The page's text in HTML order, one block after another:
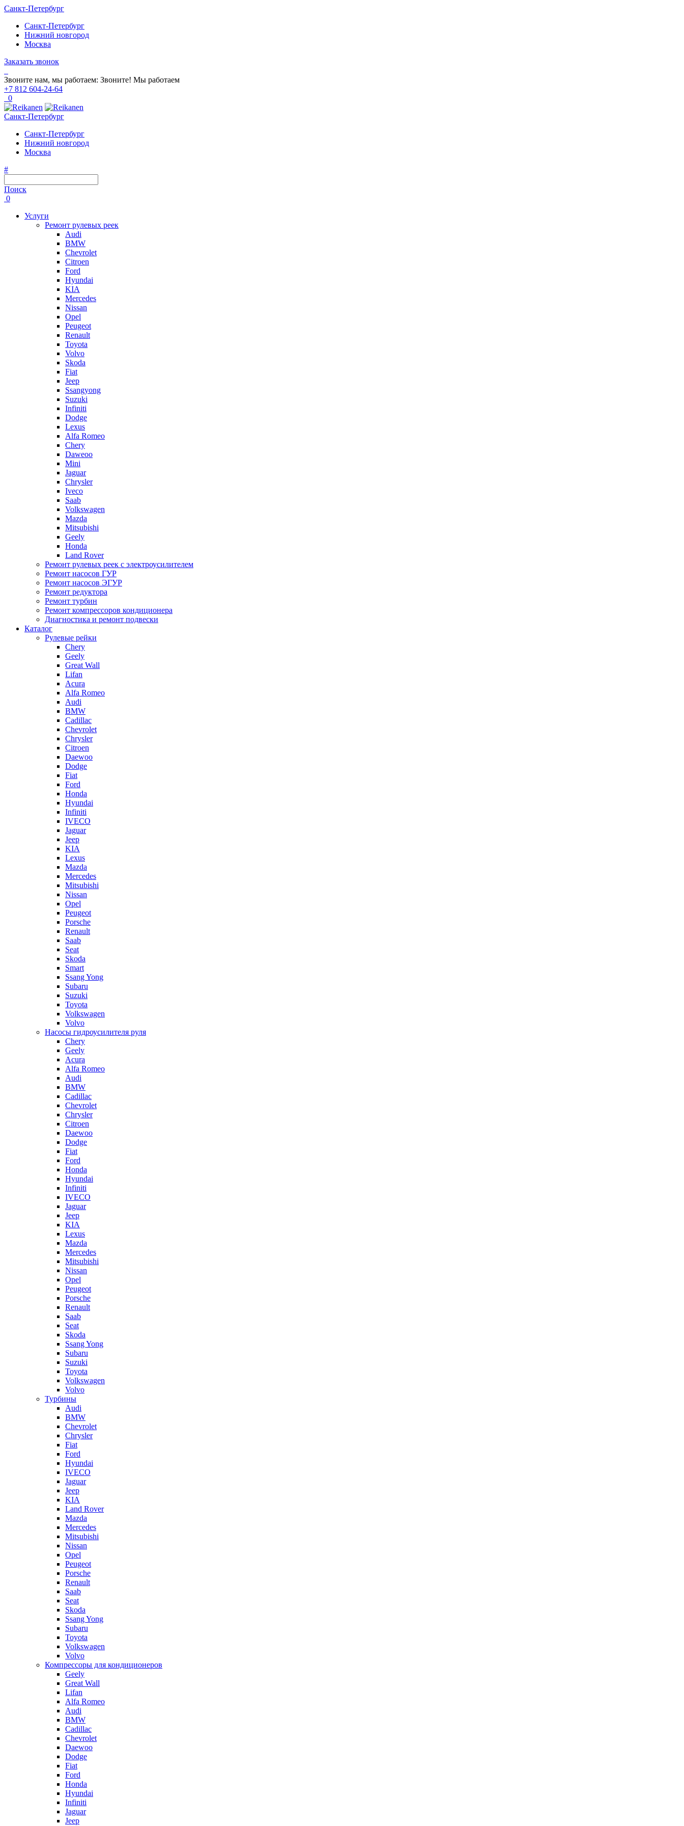
Санкт-Петербург
Санкт-Петербург
Нижний новгород
Москва
Заказать звонок
Звоните нам, мы работаем: Звоните! Мы работаем
+7 812 604-24-64
0
Санкт-Петербург
Санкт-Петербург
Нижний новгород
Москва
#
Поиск
0
Услуги
Ремонт рулевых реек
Audi
BMW
Chevrolet
Citroen
Ford
Hyundai
KIA
Mercedes
Nissan
Opel
Peugeot
Renault
Toyota
Volvo
Skoda
Fiat
Jeep
Ssangyong
Suzuki
Infiniti
Dodge
Lexus
Alfa Romeo
Chery
Daweoo
Mini
Jaguar
Chrysler
Iveco
Saab
Volkswagen
Mazda
Mitsubishi
Geely
Honda
Land Rover
Ремонт рулевых реек с электроусилителем
Ремонт насосов ГУР
Ремонт насосов ЭГУР
Ремонт редуктора
Ремонт турбин
Ремонт компрессоров кондиционера
Диагностика и ремонт подвески
Каталог
Рулевые рейки
Chery
Geely
Great Wall
Lifan
Acura
Alfa Romeo
Audi
BMW
Cadillac
Chevrolet
Chrysler
Citroen
Daewoo
Dodge
Fiat
Ford
Honda
Hyundai
Infiniti
IVECO
Jaguar
Jeep
KIA
Lexus
Mazda
Mercedes
Mitsubishi
Nissan
Opel
Peugeot
Porsche
Renault
Saab
Seat
Skoda
Smart
Ssang Yong
Subaru
Suzuki
Toyota
Volkswagen
Volvo
Насосы гидроусилителя руля
Chery
Geely
Acura
Alfa Romeo
Audi
BMW
Cadillac
Chevrolet
Chrysler
Citroen
Daewoo
Dodge
Fiat
Ford
Honda
Hyundai
Infiniti
IVECO
Jaguar
Jeep
KIA
Lexus
Mazda
Mercedes
Mitsubishi
Nissan
Opel
Peugeot
Porsche
Renault
Saab
Seat
Skoda
Ssang Yong
Subaru
Suzuki
Toyota
Volkswagen
Volvo
Турбины
Audi
BMW
Chevrolet
Chrysler
Fiat
Ford
Hyundai
IVECO
Jaguar
Jeep
KIA
Land Rover
Mazda
Mercedes
Mitsubishi
Nissan
Opel
Peugeot
Porsche
Renault
Saab
Seat
Skoda
Ssang Yong
Subaru
Toyota
Volkswagen
Volvo
Компрессоры для кондиционеров
Geely
Great Wall
Lifan
Alfa Romeo
Audi
BMW
Cadillac
Chevrolet
Daewoo
Dodge
Fiat
Ford
Honda
Hyundai
Infiniti
Jaguar
Jeep